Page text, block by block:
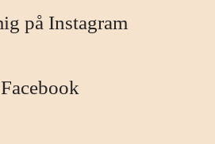
på Instagram
Facebook